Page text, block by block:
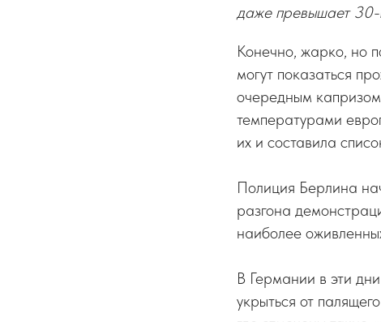
даже превышает 30-
Конечно, жарко, но
могут показаться
очередным
температурами
их и составила
Полиция Берлина
разгона
наиболее
В Германии в эти дни
укрыться от